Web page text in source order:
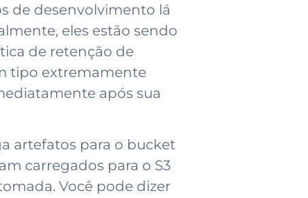
de desenvolvimento lá
eles estão sendo
de retenção de
tipo extremamente
após sua
artefatos para o bucket
carregados para o S3
Você pode dizer